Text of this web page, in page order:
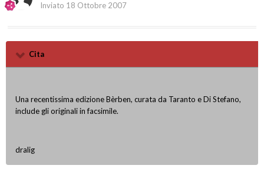
Inviato 18 Ottobre 2007
Cita
Una recentissima edizione Bèrben, curata da Taranto e Di Stefano,
include gli originali in facsimile.
dralig